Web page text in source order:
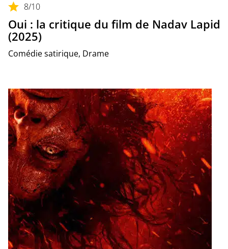
8/10
Oui : la critique du film de Nadav Lapid
(2025)
Comédie satirique, Drame